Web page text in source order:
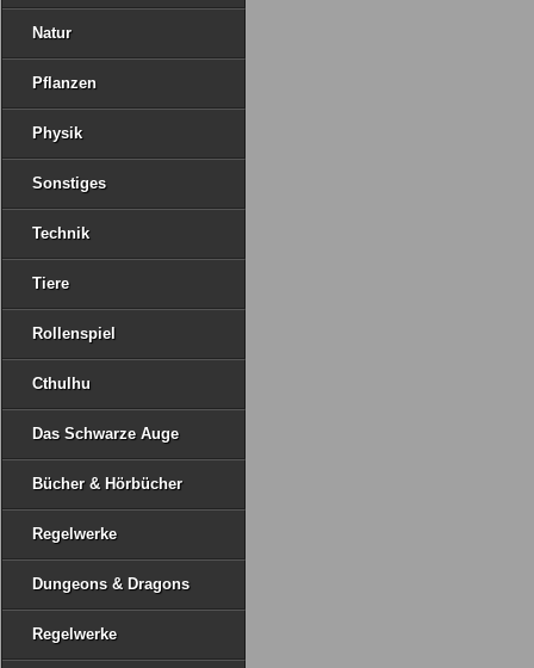
Natur
Pflanzen
Physik
Sonstiges
Technik
Tiere
Rollenspiel
Cthulhu
Das Schwarze Auge
Bücher & Hörbücher
Regelwerke
Dungeons & Dragons
Regelwerke